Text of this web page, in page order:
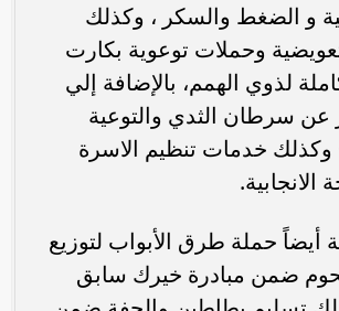
و الضغط والسكر ، وكذلك
وحملات توعوية بكارت
لذوي الهمم، بالإضافة إلي
عن سرطان الثدي والتوعية
وكذلك خدمات تنظيم الاسرة
الانجابية.
أيضاً حملة طرق الأبواب لتوزيع
ضمن مبادرة خيرك سابق